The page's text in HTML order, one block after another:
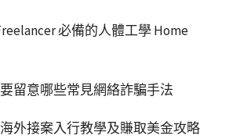
必備的人體工學 Home
留意哪些常見網絡詐騙手法
外接案入行教學及賺取美金攻略